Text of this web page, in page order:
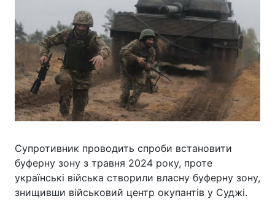
Супротивник проводить спроби встановити
буферну зону з травня 2024 року, проте
українські війська створили власну буферну зону,
знищивши військовий центр окупантів у Суджі.